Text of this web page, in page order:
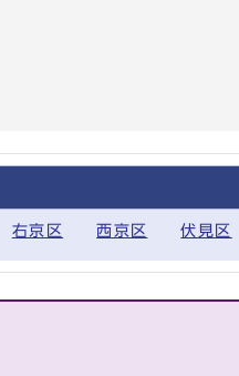
右京区 西京区 伏見区